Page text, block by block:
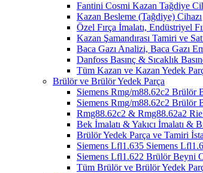
Fantini Cosmi Kazan Tağdiye
Kazan Besleme (Tağdiye) Cihazı
Özel Fırça İmalatı, Endüstriyel
Kazan Şamandırası Tamiri ve
Baca Gazı Analizi, Baca Gazı
Danfoss Basınç & Sıcaklık
Tüm Kazan ve Kazan Yedek
Brülör ve Brülör Yedek Parça
Siemens Rmg/m88.62c2
Siemens Rmg/m88.62c2
Rmg88.62c2 & Rmg88.62a2
Bek İmalatı & Yakıcı İmalatı &
Brülör Yedek Parça ve Tamiri
Siemens Lfl1.635 Siemens
Siemens Lfl1.622 Brülör Beyni
Tüm Brülör ve Brülör Yedek